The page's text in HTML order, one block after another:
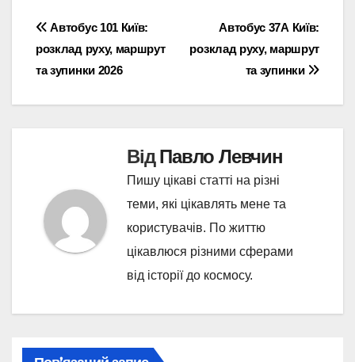
Навігація
записів
Автобус 37А Київ:
розклад руху, маршрут
та зупинки
Автобус 101 Київ:
розклад руху, маршрут
та зупинки 2026
ВідПавло Левчин
Пишу цікаві статті на різні
теми, які цікавлять мене та
користувачів. По життю
цікавлюся різними сферами
від історії до космосу.